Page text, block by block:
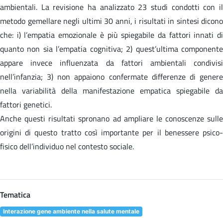
ambientali. La revisione ha analizzato 23 studi condotti con il
metodo gemellare negli ultimi 30 anni, i risultati in sintesi dicono
che: i) l’empatia emozionale è più spiegabile da fattori innati di
quanto non sia l’empatia cognitiva; 2) quest’ultima componente
appare invece influenzata da fattori ambientali condivisi
nell’infanzia; 3) non appaiono confermate differenze di genere
nella variabilità della manifestazione empatica spiegabile da
fattori genetici.
Anche questi risultati spronano ad ampliare le conoscenze sulle
origini di questo tratto così importante per il benessere psico-
fisico dell’individuo nel contesto sociale.
Tematica
Interazione gene ambiente nella salute mentale